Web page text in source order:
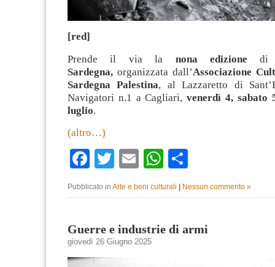
[red]
Prende il via la nona edizione
Sardegna, organizzata dall’Associazione
Sardegna Palestina, al Lazzaretto di
Navigatori n.1 a Cagliari, venerdì 4, sabato
luglio.
(altro…)
Facebook
TwitterEmailWhatsApp
Pubblicato in Arte e beni culturali Nessun commento »
Guerre e industrie di armi
giovedì 26 Giugno 2025